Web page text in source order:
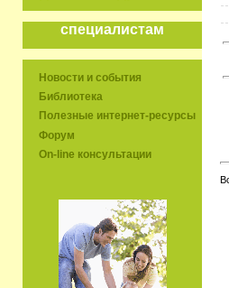
специалистам
Новости и события
Библиотека
Полезные интернет-ресурсы
Форум
On-line консультации